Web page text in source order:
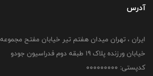
آدرس
ایران ، تهران میدان هفتم تیر خیابان مفتح
خیابان ورزنده پلاک ۱۹ طبقه دوم فدراسیون جودو
کدپستی: 000000000